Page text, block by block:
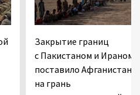
Закрытие границ
с Пакистаном и Ираном
поставило Афганистан
на грань